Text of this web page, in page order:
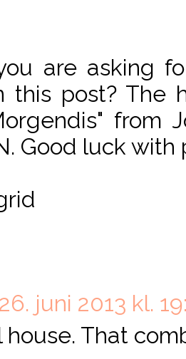
are asking
this post? The
from
Good luck with
26. juni 2013 kl.
That